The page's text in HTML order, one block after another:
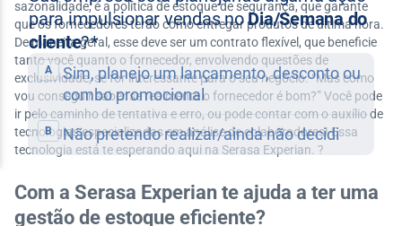
sazonalidade, é a política de estoque de segurança, que garante
que os fornecedores terão como entregar produtos de última hora.
De maneira geral, esse deve ser um contrato flexível, que beneficie
tanto você quanto o fornecedor, envolvendo questões de
exclusividade, se for interessante para o seu negócio. “Mas como
vou conseguir saber se realmente o fornecedor é bom?” Você pode
ir pelo caminho de tentativa e erro, ou pode contar com o auxílio de
tecnologias especializadas em análise de colaboradores! Essa
tecnologia está te esperando aqui na Serasa Experian. ?
Com a Serasa Experian te ajuda a ter uma
gestão de estoque eficiente?